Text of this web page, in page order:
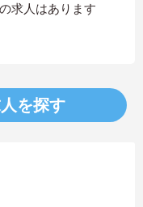
求人はあります
を探す